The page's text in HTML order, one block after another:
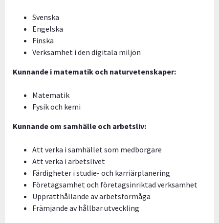
Svenska
Engelska
Finska
Verksamhet i den digitala miljön
Kunnande i matematik och naturvetenskaper:
Matematik
Fysik och kemi
Kunnande om samhälle och arbetsliv:
Att verka i samhället som medborgare
Att verka i arbetslivet
Färdigheter i studie- och karriärplanering
Företagsamhet och företagsinriktad verksamhet
Upprätthållande av arbetsförmåga
Främjande av hållbar utveckling